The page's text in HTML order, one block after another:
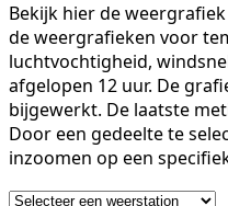
Bekijk hier de
de weergrafieken voor
luchtvochtigheid,
afgelopen 12 uur. De
bijgewerkt. De laatste
Door een gedeelte te
inzoomen op een